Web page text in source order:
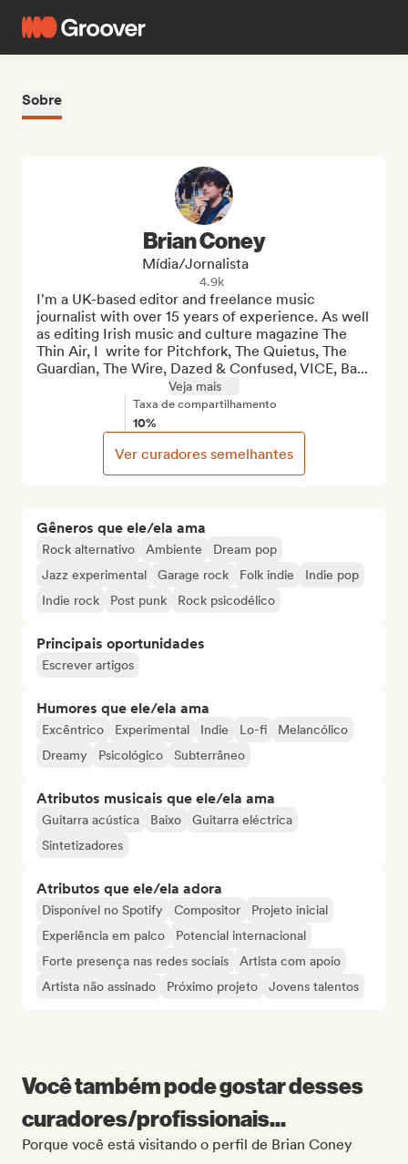
Sobre
Gêneros que ele/ela ama
Rock alternativo Ambiente
Dream pop
Jazz experimental
Garage rock Folk indie
Indie pop
Indie rock
Post punk Rock psicodélico
Principais oportunidades
Escrever artigos
Humores que ele/ela ama
Excêntrico Experimental Indie Lo-fi
Melancólico
Dreamy
Psicológico Subterrâneo
Atributos musicais que ele/ela ama
Guitarra acústica Baixo
Guitarra eléctrica
Sintetizadores
Atributos que ele/ela adora
Disponível no Spotify Compositor
Projeto inicial
Experiência em palco
Potencial internacional
Forte presença nas redes sociais
Artista com apoio
Artista não assinado
Próximo projeto Jovens talentos
Brian Coney
Mídia/Jornalista
4.9k
I'm a UK-based editor and freelance music
journalist with over 15 years of experience. As well
as editing Irish music and culture magazine The
Thin Air, I  write for Pitchfork, The Quietus, The
Guardian, The Wire, Dazed & Confused, VICE, Ba...
Veja mais
Taxa de compartilhamento
10%
Ver curadores semelhantes
Você também pode gostar desses
curadores/profissionais...
Porque você está visitando o perfil de Brian Coney